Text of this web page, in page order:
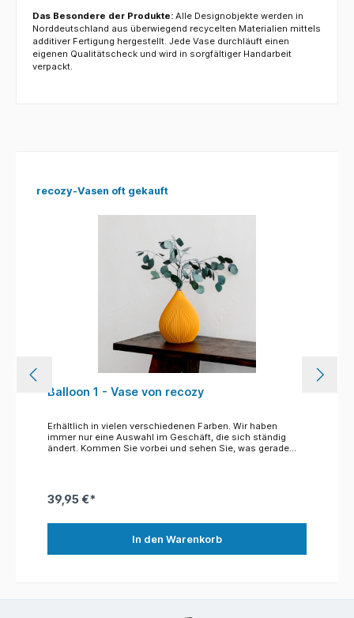
Das Besondere der Produkte: Alle Designobjekte werden in
Norddeutschland aus überwiegend recycelten Materialien mittels
additiver Fertigung hergestellt. Jede Vase durchläuft einen
eigenen Qualitätscheck und wird in sorgfältiger Handarbeit
verpackt.
Produktgalerie überspringen
recozy-Vasen oft gekauft
Balloon 1 - Vase von recozy
Erhältlich in vielen verschiedenen Farben. Wir haben
immer nur eine Auswahl im Geschäft, die sich ständig
ändert. Kommen Sie vorbei und sehen Sie, was gerade
Zuhause. Die bauchige Form und das elegante, zeitlose
Design in Ripple-Optik lassen eine vielseitige Kombination
jeder Umgebung einen besonderen Akzent. Die schmale
Öffnung setzt langstielige Blumen oder Ziergräser gekonnt
passt sich die Balloon durch ihre schlichte Eleganz jedem
39,95 €*
In den Warenkorb